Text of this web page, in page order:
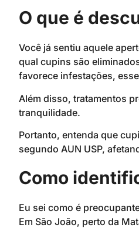
O que é
Você já sentiu aquele
qual cupins são
favorece infestações,
Além disso, tratamentos
tranquilidade.
Portanto, entenda que
segundo AUN USP,
Como
Eu sei como é
Em São João, perto da